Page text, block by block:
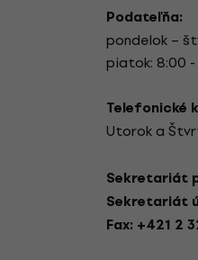
Podateľňa:
pondelok –
piatok: 8:00 -
Telefonické
Utorok a
Sekretariát
Sekretariát
Fax: +421 2